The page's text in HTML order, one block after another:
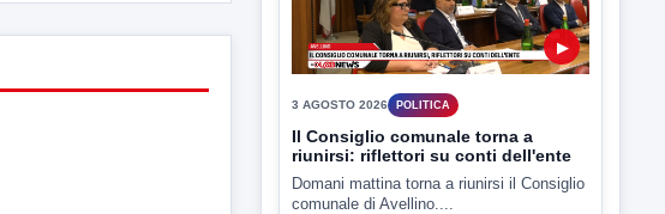
presso il cinema-teatro Partenio di...